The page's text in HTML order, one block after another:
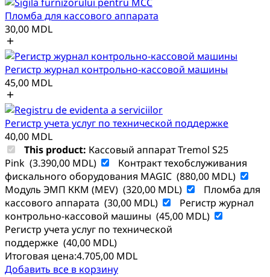
Пломба для кассового аппарата
30,00 MDL
Регистр журнал контрольно-кассовой машины
45,00 MDL
Регистр учета услуг по технической поддержке
40,00 MDL
This product: Кассовый аппарат Tremol S25
Pink (3.390,00 MDL)
Контракт техобслуживания
фискального оборудования MAGIC (880,00 MDL)
Модуль ЭМП ККМ (MEV) (320,00 MDL)
Пломба для
кассового аппарата (30,00 MDL)
Регистр журнал
контрольно-кассовой машины (45,00 MDL)
Регистр учета услуг по технической
поддержке (40,00 MDL)
Итоговая цена:4.705,00 MDL
Добавить все в корзину